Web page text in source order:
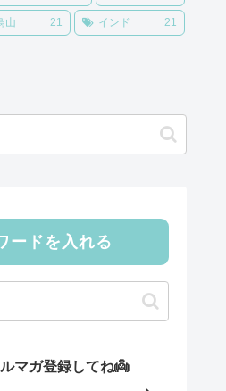
山 21 インド 21
ードを入れる
マガ登録してね👼